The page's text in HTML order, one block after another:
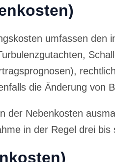
umfassen
die Änderung von
Nebenkosten
in der Regel drei bis